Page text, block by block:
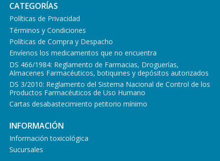
CATEGORÍAS
Políticas de Privacidad
Términos y Condiciones
Políticas de Compra y Despacho
Envíenos los medicamentos que no encuentra
DS 466/1984: Reglamento de Farmacias, Droguerías,
Almacenes Farmacéuticos, botiquines y depósitos autorizados
DS 3/2010: Reglamento del Sistema Nacional de Control de los
Productos Farmacéuticos de Uso Humano
Cartas desabastecimiento petitorio mínimo
INFORMACIÓN
Información toxicológica
Sucursales